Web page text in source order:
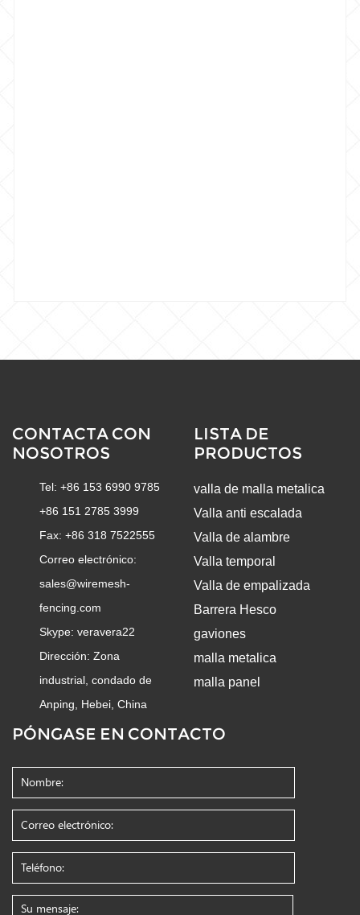
CONTACTA CON
NOSOTROS
Tel: +86 153 6990 9785
+86 151 2785 3999
Fax: +86 318 7522555
Correo electrónico:
sales@wiremesh-
fencing.com
Skype:veravera22
Dirección: Zona
industrial, condado de
Anping, Hebei, China
LISTA DE
PRODUCTOS
valla de malla metalica
Valla anti escalada
Valla de alambre
Valla temporal
Valla de empalizada
Barrera Hesco
gaviones
malla metalica
malla panel
PÓNGASE EN CONTACTO